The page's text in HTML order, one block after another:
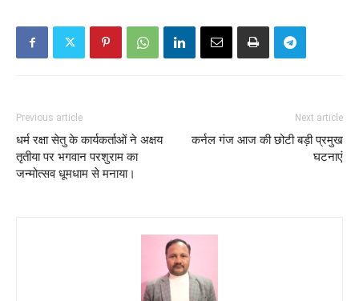
Previous article
धर्म रक्षा सेतु के कार्यकर्ताओं ने अक्षय
तृतीया पर भगवान परशुराम का
जन्मोत्सव धूमधाम से मनाया।
Next article
कर्नल गंज आज की छोटी बड़ी प्रमुख
घटनाएं